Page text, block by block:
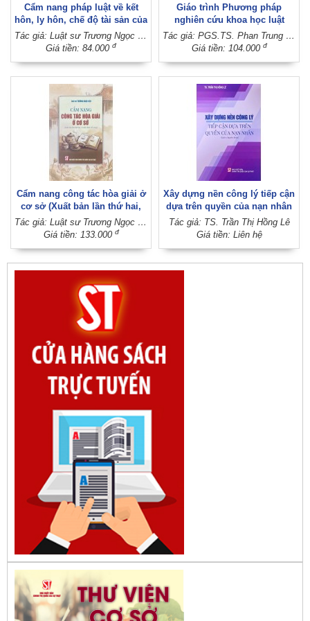
Cẩm nang pháp luật về kết
hôn, ly hôn, chế độ tài sản của
vợ chồng trong thời kỳ hôn
nhân (Xuất bản lần thứ hai có
Tác giả: Luật sư Trương Ngọc Liêu - Luật sư Nguyễn Thị Mai
Giá tiền: 84.000 đ
Giáo trình Phương pháp
nghiên cứu khoa học luật
Tác giả: PGS.TS. Phan Trung Hiền (Chủ biên) (Khoa Luật - Đại học Cần Thơ)
Giá tiền: 104.000 đ
Cẩm nang công tác hòa giải ở
cơ sở (Xuất bản lần thứ hai,
có sửa chữa, bổ sung)
Tác giả: Luật sư Trương Ngọc Liêu
Giá tiền: 133.000 đ
Xây dựng nền công lý tiếp cận
dựa trên quyền của nạn nhân
(Sách chuyên khảo)
Tác giả: TS. Trần Thị Hồng Lê
Giá tiền: Liên hệ